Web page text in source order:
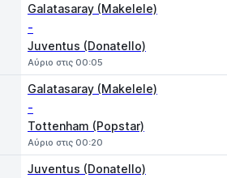
Galatasaray (Makelele)
-
Juventus (Donatello)
Αύριο στις 00:05
Galatasaray (Makelele)
-
Tottenham (Popstar)
Αύριο στις 00:20
Juventus (Donatello)